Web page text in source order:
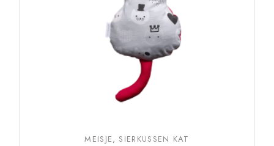
MEISJE SIERKUSSEN KAT